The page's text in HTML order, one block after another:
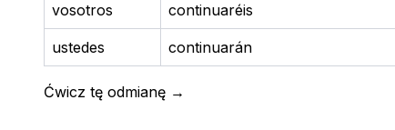
vosotros continuaréis
ustedes continuarán
Ćwicz tę odmianę →